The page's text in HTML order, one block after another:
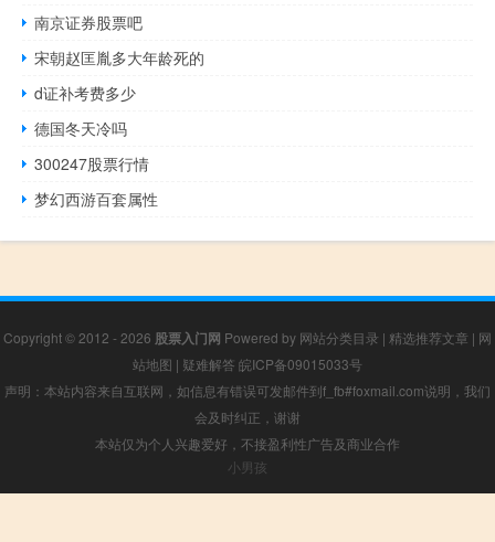
南京证券股票吧
宋朝赵匡胤多大年龄死的
d证补考费多少
德国冬天冷吗
300247股票行情
梦幻西游百套属性
Copyright © 2012 - 2026 股票入门网 Powered by 网站分类目录 | 精选推荐文章 | 网
站地图 | 疑难解答 皖ICP备09015033号
声明：本站内容来自互联网，如信息有错误可发邮件到f_fb#foxmail.com说明，我们
会及时纠正，谢谢
本站仅为个人兴趣爱好，不接盈利性广告及商业合作
小男孩